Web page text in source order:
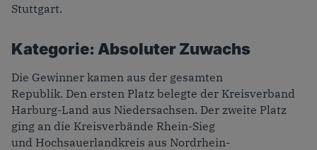
Stuttgart.
Kategorie: Absoluter Zuwachs
Die Gewinner kamen aus der gesamten
Republik. Den ersten Platz belegte der Kreisverband
Harburg-Land aus Niedersachsen. Der zweite Platz
ging an die Kreisverbände Rhein-Sieg
und Hochsauerlandkreis aus Nordrhein-